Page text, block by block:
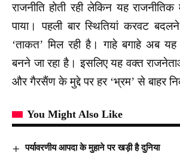
राजनीति होती रही लेकिन यह
पाया। पहली बार स्थितियां करवट
‘ताकत’ मिल रही है। गाहे बगाहे अब यह
बनने जा रहा है। इसलिए यह वक्त
और गैरसैंण के मुद्दे पर हर ‘भ्रम’ से बाहर
You Might Also Like
पर्यावरणीय आपदा के मुहाने पर खड़ी है दुनिया